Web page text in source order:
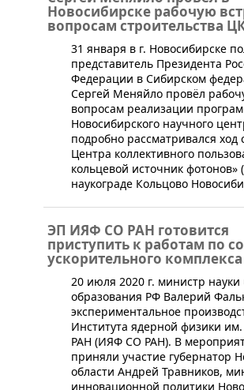
Новосибирске рабочую
вопросам строительства
​​​31 января в г. Новосибирске
представитель Президента
Федерации в Сибирском
Сергей Меняйло провёл
вопросам реализации
Новосибирского научного
подробно рассматривался ход
Центра коллективного
кольцевой источник
наукограде Кольцово
ЭП ИЯФ СО РАН готовится
приступить к работам по
ускорительного
​20 июля 2020 г. министр
образования РФ Валерий
экспериментальное
Института ядерной физики
РАН (ИЯФ СО РАН). В
приняли участие губернатор
области Андрей Травников,
инновационной политики